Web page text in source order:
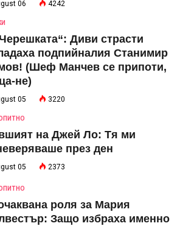
06 4242
Диви страсти
подпийналия Станимир
(Шеф Манчев се припоти,
не)
05 3220
на Джей Ло: Тя ми
през ден
05 2373
роля за Мария
Защо избраха именно